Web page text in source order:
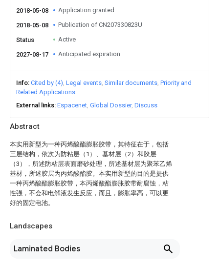
Abstract
本实用新型为一种丙烯酸酯膨胀胶带，其特征在于，包括
三层结构，依次为防粘层（1）、基材层（2）和胶层
（3），所述防粘层表面磨砂处理，所述基材层为聚苯乙烯
基材，所述胶层为丙烯酸酯胶。本实用新型的目的是提供
一种丙烯酸酯膨胀胶带，本丙烯酸酯膨胀胶带耐腐蚀，粘
性强，不会和电解液发生反应，而且，膨胀率高，可以更
好的固定电池。
Landscapes
Laminated Bodies
2018-05-08 Application granted
2018-05-08 Publication of CN207330823U
Status Active
2027-08-17 Anticipated expiration
Info Cited by (4) Legal events Similar documents Priority and
Related Applications
External links Espacenet Global Dossier Discuss